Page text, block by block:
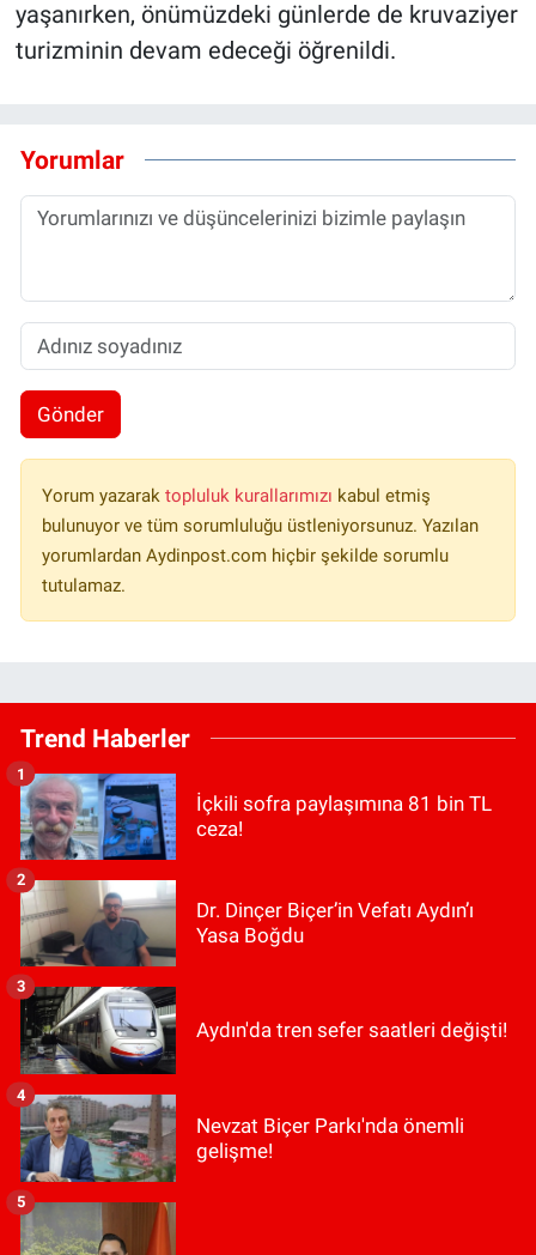
yaşanırken, önümüzdeki günlerde de kruvaziyer
turizminin devam edeceği öğrenildi.
Yorumlar
Gönder
Yorum yazarak topluluk kurallarımızı kabul etmiş
bulunuyor ve tüm sorumluluğu üstleniyorsunuz. Yazılan
yorumlardan Aydinpost.com hiçbir şekilde sorumlu
tutulamaz.
Trend Haberler
İçkili sofra paylaşımına 81 bin TL
ceza!
1
Dr. Dinçer Biçer’in Vefatı Aydın’ı
Yasa Boğdu
2
Aydın'da tren sefer saatleri değişti!
3
Nevzat Biçer Parkı'nda önemli
gelişme!
4
5